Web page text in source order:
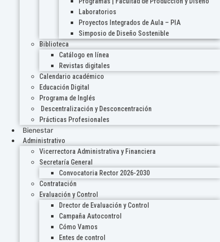
Laboratorios
Proyectos Integrados de Aula – PIA
Simposio de Diseño Sostenible
Biblioteca
Catálogo en línea
Revistas digitales
Calendario académico
Educación Digital
Programa de Inglés
Descentralización y Desconcentración
Prácticas Profesionales
Bienestar
Administrativo
Vicerrectora Administrativa y Financiera
Secretaría General
Convocatoria Rector 2026-2030
Contratación
Evaluación y Control
Drector de Evaluación y Control
Campaña Autocontrol
Cómo Vamos
Entes de control